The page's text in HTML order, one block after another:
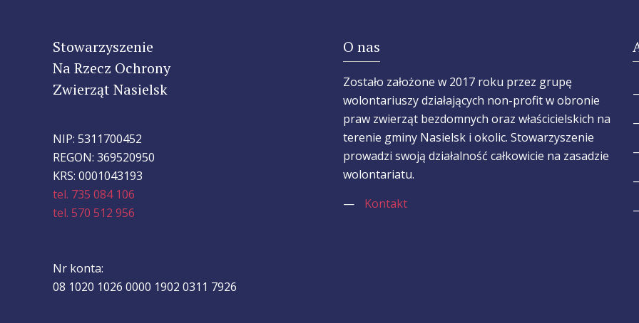
Stowarzyszenie
Na Rzecz Ochrony
Zwierząt Nasielsk
NIP: 5311700452
REGON: 369520950
KRS: 0001043193
tel. 735 084 106
tel. 570 512 956
Nr konta:
08 1020 1026 0000 1902 0311 7926
O nas
Zostało założone w 2017 roku przez grupę
wolontariuszy działających non-profit w obronie
praw zwierząt bezdomnych oraz właścicielskich na
terenie gminy Nasielsk i okolic. Stowarzyszenie
prowadzi swoją działalność całkowicie na zasadzie
wolontariatu.
—
Kontakt